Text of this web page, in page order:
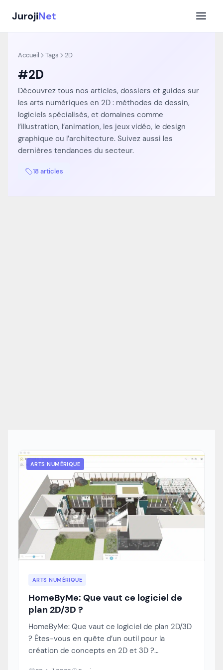
contenu
JurojiNet
Accueil Tags 2D
#2D
Découvrez tous nos articles, dossiers et guides sur
les arts numériques en 2D : méthodes de dessin,
logiciels spécialisés, et domaines comme
l’illustration, l’animation, les jeux vidéo, le design
graphique ou l’architecture. Suivez aussi les
dernières tendances du secteur.
18 articles
ARTS NUMÉRIQUE
ARTS NUMÉRIQUE
HomeByMe: Que vaut ce logiciel de
plan 2D/3D ?
HomeByMe: Que vaut ce logiciel de plan 2D/3D
? Êtes-vous en quête d’un outil pour la
création de concepts en 2D et 3D ?